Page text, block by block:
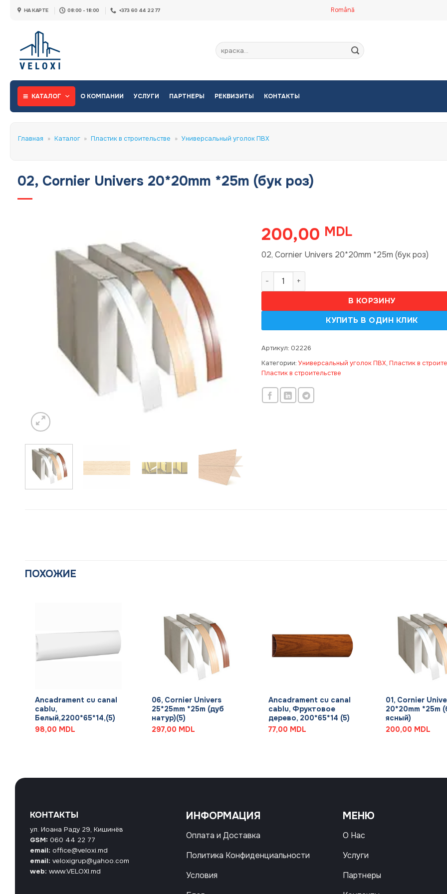
НА КАРТЕ 08:00 - 18:00 +373 60 44 22 77 Română
Искать:
КАТАЛОГ О КОМПАНИИ УСЛУГИ ПАРТНЕРЫ РЕКВИЗИТЫ КОНТАКТЫ
Главная » Каталог » Пластик в строительстве » Универсальный уголок ПВХ
02, Cornier Univers 20*20mm *25m (бук роз)
200,00 MDL
02, Cornier Univers 20*20mm *25m (бук роз)
Количество товара 02, Cornier Univers 20*20mm
В КОРЗИНУ
Артикул: 02226
Категории: Универсальный уголок ПВХ, Пластик в
Пластик в строительстве
ПОХОЖИЕ
Ancadrament cu canal
cablu,
Белый,2200*65*14,(5)
98,00 MDL
06, Cornier Univers
25*25mm *25m (дуб
натур)(5)
297,00 MDL
Ancadrament cu canal
cablu, Фруктовое
дерево, 200*65*14 (5)
77,00 MDL
01, Cornier
20*20mm *25m
ясный)
200,00 MDL
КОНТАКТЫ
ул. Иоана Раду 29, Кишинёв
GSM: 060 44 22 77
email: office@veloxi.md
email: veloxigrup@yahoo.com
web: www.VELOXI.md
ИНФОРМАЦИЯ
Оплата и Доставка
Политика Конфиденциальности
Условия
МЕНЮ
О Нас
Услуги
Партнеры